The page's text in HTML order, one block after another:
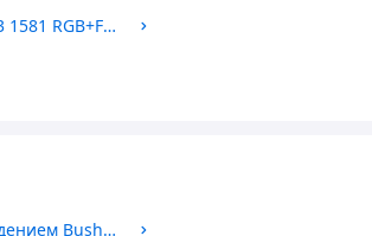
Автомагнитола 1DIN MP3 1581 RGB+FM+AUX+пульт, Магнитола в машину
Монокуляр с ночным видением Bushnell 16x52, Ночной монокуляр, Монокль для охоты